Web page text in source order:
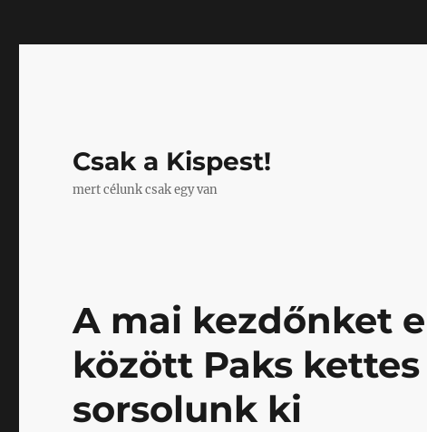
Csak a Kispest!
mert célunk csak egy van
A mai kezdőnket
között Paks
sorsolunk ki